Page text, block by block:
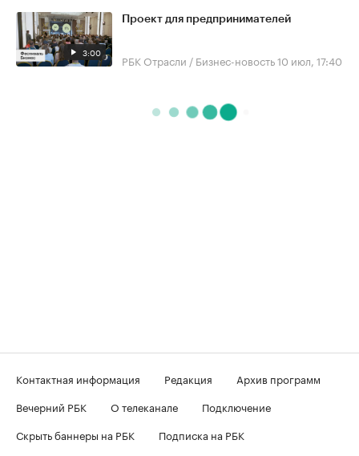
3:00
Проект для предпринимателей
РБК Отрасли / Бизнес-новость10 июл, 17:40
Контактная информация Редакция
Архив программ
Вечерний РБК
О телеканале
Подключение
Скрыть баннеры на РБК
Подписка на РБК